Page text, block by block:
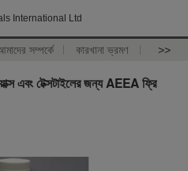
International Ltd
সম্পর্কে কারখানা ভ্রমণ >>
এবং টেক্সটাইলের জন্য AEEA ফ্রি